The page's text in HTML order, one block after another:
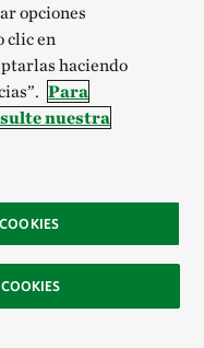
in the tentacles of a
TNC Photo Contest
opciones
clic en
haciendo
Para
nuestra